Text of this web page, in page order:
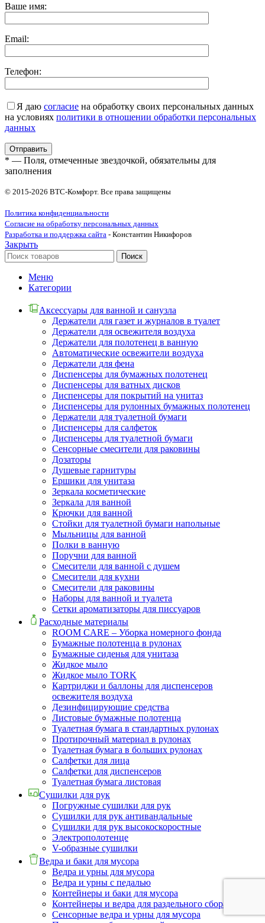
Ваше имя:
Email:
Телефон:
Я даю согласие на обработку своих персональных данных
на условиях политики в отношении обработки персональных
данных
* — Поля, отмеченные звездочкой, обязательны для
заполнения
© 2015-2026 ВТС-Комфорт. Все права защищены
Политика конфиденциальности
Согласие на обработку персональных данных
Разработка и поддержка сайта - Константин Никифоров
Закрыть
Поиск
Меню
Категории
Аксессуары для ванной и санузла
Держатели для газет и журналов в туалет
Держатели для освежителя воздуха
Держатели для полотенец в ванную
Автоматические освежители воздуха
Держатели для фена
Диспенсеры для бумажных полотенец
Диспенсеры для ватных дисков
Диспенсеры для покрытий на унитаз
Диспенсеры для рулонных бумажных полотенец
Держатели для туалетной бумаги
Диспенсеры для салфеток
Диспенсеры для туалетной бумаги
Сенсорные смесители для раковины
Дозаторы
Душевые гарнитуры
Ершики для унитаза
Зеркала косметические
Зеркала для ванной
Крючки для ванной
Стойки для туалетной бумаги напольные
Мыльницы для ванной
Полки в ванную
Поручни для ванной
Смесители для ванной с душем
Смесители для кухни
Смесители для раковины
Наборы для ванной и туалета
Сетки ароматизаторы для писсуаров
Расходные материалы
ROOM CARE – Уборка номерного фонда
Бумажные полотенца в рулонах
Бумажные сиденья для унитаза
Жидкое мыло
Жидкое мыло TORK
Картриджи и баллоны для диспенсеров
освежителя воздуха
Дезинфицирующие средства
Листовые бумажные полотенца
Туалетная бумага в стандартных рулонах
Протирочный материал в рулонах
Туалетная бумага в больших рулонах
Салфетки для лица
Салфетки для диспенсеров
Туалетная бумага листовая
Сушилки для рук
Погружные сушилки для рук
Сушилки для рук антивандальные
Сушилки для рук высокоскоростные
Электрополотенце
V-образные сушилки
Ведра и баки для мусора
Ведра и урны для мусора
Ведра и урны с педалью
Контейнеры и баки для мусора
Контейнеры и ведра для раздельного сбора мусора
Сенсорные ведра и урны для мусора